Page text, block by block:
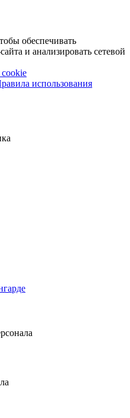
обеспечивать
и анализировать сетевой
использования